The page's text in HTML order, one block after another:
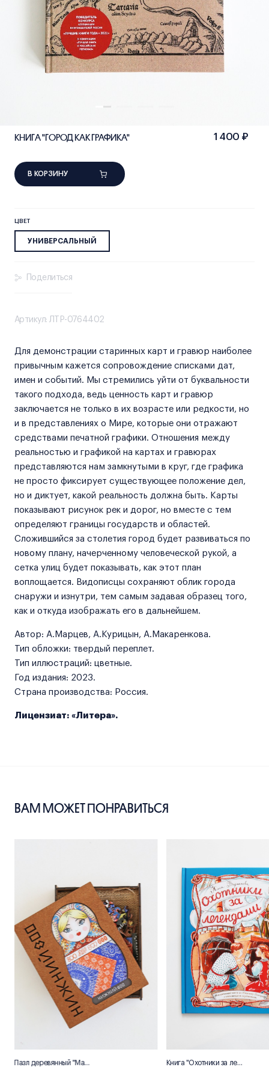
КНИГА "ГОРОД КАК ГРАФИКА" 1 400 ₽
В КОРЗИНУ
ЦВЕТ
УНИВЕРСАЛЬНЫЙ
Поделиться
Артикул: ЛТР-0764402
Для демонстрации старинных карт и гравюр наиболее
привычным кажется сопровождение списками дат,
имен и событий. Мы стремились уйти от буквальности
такого подхода, ведь ценность карт и гравюр
заключается не только в их возрасте или редкости, но
и в представлениях о Мире, которые они отражают
средствами печатной графики. Отношения между
реальностью и графикой на картах и гравюрах
представляются нам замкнутыми в круг, где графика
не просто фиксирует существующее положение дел,
но и диктует, какой реальность должна быть. Карты
показывают рисунок рек и дорог, но вместе с тем
определяют границы государств и областей.
Сложившийся за столетия город будет развиваться по
новому плану, начерченному человеческой рукой, а
сетка улиц будет показывать, как этот план
воплощается. Видописцы сохраняют облик города
снаружи и изнутри, тем самым задавая образец того,
как и откуда изображать его в дальнейшем.
Автор: А.Марцев, А.Курицын, А.Макаренкова.
Тип обложки: твердый переплет.
Тип иллюстраций: цветные.
Год издания: 2023.
Страна производства: Россия.
Лицензиат: «Литера».
ВАМ МОЖЕТ ПОНРАВИТЬСЯ
Пазл деревянный "Матрёшка" Книга "Охотники за легендами"